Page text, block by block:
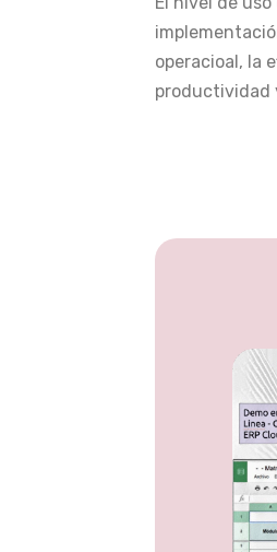
operacioal, la
productividad